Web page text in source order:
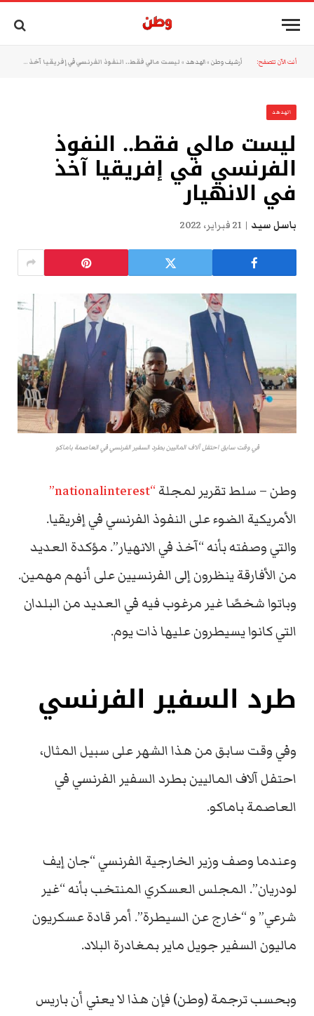
أنت الآن تتصفح: أرشيف وطن »الهدهد » ليست مالي فقط.. النفوذ الفرنسي في إفريقيا آخذ في الانهيار
الهدهد
ليست مالي فقط.. النفوذ
الفرنسي في إفريقيا آخذ
في الانهيار
باسل سيد 21 فبراير، 2022
في وقت سابق احتفل آلاف الماليين بطرد السفير الفرنسي في العاصمة باماكو
وطن – سلط تقرير لمجلة“nationalinterest”
الأمريكية الضوء على النفوذ الفرنسي في إفريقيا.
والتي وصفته بأنه “آخذ في الانهيار”. مؤكدة العديد
من الأفارقة ينظرون إلى الفرنسيين على أنهم مهمين.
وباتوا شخصًا غير مرغوب فيه في العديد من البلدان
التي كانوا يسيطرون عليها ذات يوم.
طرد السفير الفرنسي
وفي وقت سابق من هذا الشهر على سبيل المثال،
احتفل آلاف الماليين بطرد السفير الفرنسي في
العاصمة باماكو.
وعندما وصف وزير الخارجية الفرنسي “جان إيف
لودريان”. المجلس العسكري المنتخب بأنه “غير
شرعي” و “خارج عن السيطرة”. أمر قادة عسكريون
ماليون السفير جويل ماير بمغادرة البلاد.
وبحسب ترجمة (وطن) فإن هذا لا يعني أن باريس